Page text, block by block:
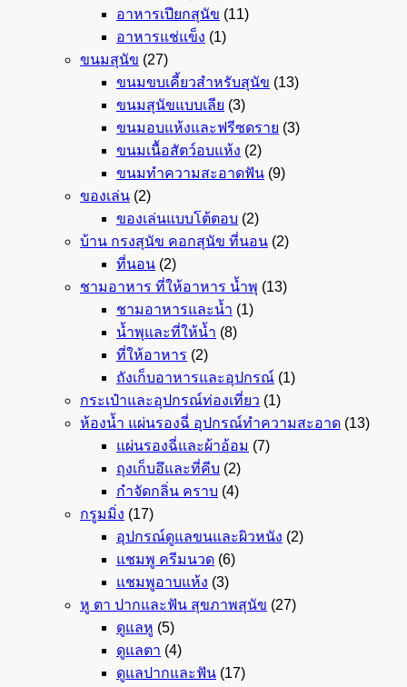
อาหารเปียกสุนัข (11)
อาหารแช่แข็ง (1)
ขนมสุนัข (27)
ขนมขบเคี้ยวสำหรับสุนัข (13)
ขนมสุนัขแบบเลีย (3)
ขนมอบแห้งและฟรีซดราย (3)
ขนมเนื้อสัตว์อบแห้ง (2)
ขนมทำความสะอาดฟัน (9)
ของเล่น (2)
ของเล่นแบบโต้ตอบ (2)
บ้าน กรงสุนัข คอกสุนัข ที่นอน (2)
ที่นอน (2)
ชามอาหาร ที่ให้อาหาร น้ำพุ (13)
ชามอาหารและน้ำ (1)
น้ำพุและที่ให้น้ำ (8)
ที่ให้อาหาร (2)
ถังเก็บอาหารและอุปกรณ์ (1)
กระเป๋าและอุปกรณ์ท่องเที่ยว (1)
ห้องน้ำ แผ่นรองฉี่ อุปกรณ์ทำความสะอาด (13)
แผ่นรองฉี่และผ้าอ้อม (7)
ถุงเก็บอึและที่คีบ (2)
กำจัดกลิ่น คราบ (4)
กรูมมิ่ง (17)
อุปกรณ์ดูแลขนและผิวหนัง (2)
แชมพู ครีมนวด (6)
แชมพูอาบแห้ง (3)
หู ตา ปากและฟัน สุขภาพสุนัข (27)
ดูแลหู (5)
ดูแลตา (4)
ดูแลปากและฟัน (17)